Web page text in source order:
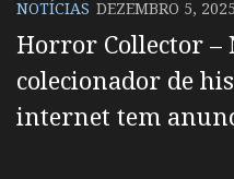
NOTÍCIAS DEZEMBRO 5, 2025
Horror Collector –
colecionador de
internet tem